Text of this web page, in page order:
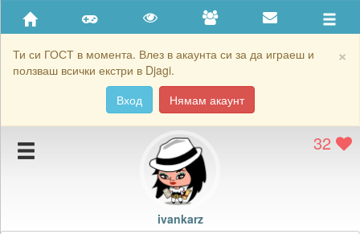
×
Ти си ГОСТ в момента. Влез в акаунта си за да играеш и
ползваш всички екстри в Djagi.
Вход
Нямам акаунт
Приятели
Хронология на игри
Подаръците на ivankarz
Картичките на ivankarz
32
ivankarz